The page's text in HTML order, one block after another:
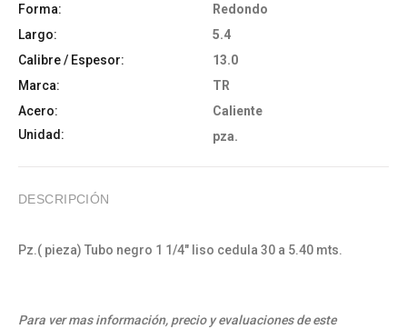
Forma:
Redondo
Largo:
5.4
Calibre / Espesor:
13.0
Marca:
TR
Acero:
Caliente
Unidad:
pza.
DESCRIPCIÓN
Pz.( pieza) Tubo negro 1 1/4" liso cedula 30 a 5.40 mts.
Para ver mas información, precio y evaluaciones de este